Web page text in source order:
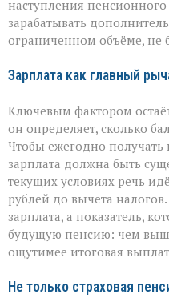
наступления пенсионного
зарабатывать
ограниченном объёме, не
Зарплата как главный
Ключевым фактором
он определяет, сколько
Чтобы ежегодно
зарплата должна быть
текущих условиях речь
рублей до вычета
зарплата, а показатель,
будущую пенсию: чем
ощутимее итоговая
Не только страховая